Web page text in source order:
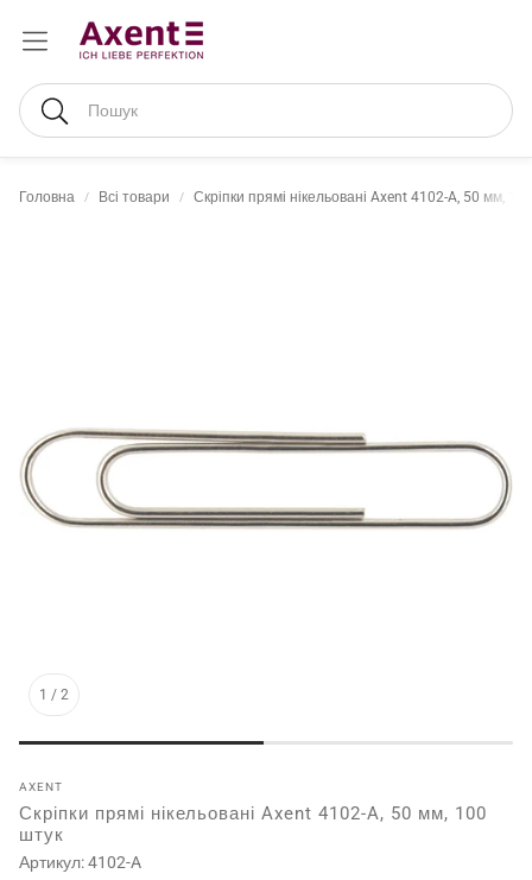
Пошук
Головна Всі товари Скріпки прямі нікельовані Axent 4102-A, 50 мм,
1 / 2
AXENT
Скріпки прямі нікельовані Axent 4102-A, 50 мм, 100
штук
Артикул:4102-A